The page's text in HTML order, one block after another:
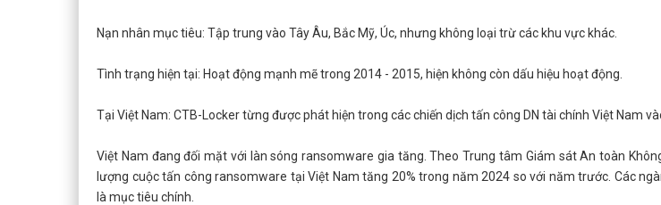
Nạn nhân mục tiêu: Tập trung vào Tây Âu, Bắc Mỹ, Úc, nhưng không loại trừ các khu vực khác.
Tình trạng hiện tại: Hoạt động mạnh mẽ trong 2014 - 2015, hiện không còn dấu hiệu hoạt động.
Tại Việt Nam: CTB-Locker từng được phát hiện trong các chiến dịch tấn công DN tài chính Việt Nam
Việt Nam đang đối mặt với làn sóng ransomware gia tăng. Theo Trung tâm Giám sát An toàn
lượng cuộc tấn công ransomware tại Việt Nam tăng 20% trong năm 2024 so với năm trước. Các
là mục tiêu chính.